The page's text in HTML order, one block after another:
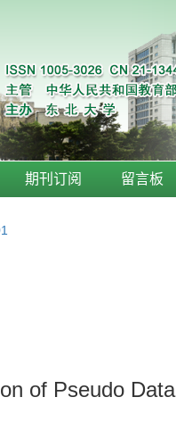
期刊订阅 留言板
of Pseudo